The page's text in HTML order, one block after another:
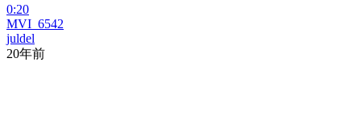
0:20
MVI_6542
juldel
20年前